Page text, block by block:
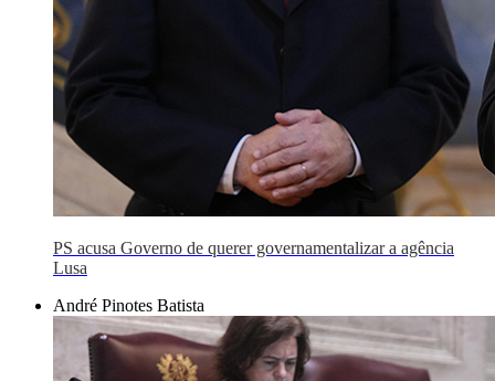
PS acusa Governo de querer governamentalizar a agência
Lusa
André Pinotes Batista